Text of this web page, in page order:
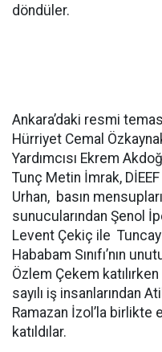
döndüler.
Ankara’daki resmi
Hürriyet Cemal
Yardımcısı Ekrem
Tunç Metin İmrak,
Urhan, basın
sunucularından Şenol
Levent Çekiç ile
Hababam Sınıfı’nın
Özlem Çekem
sayılı iş insanlarından
Ramazan İzol’la
katıldılar.